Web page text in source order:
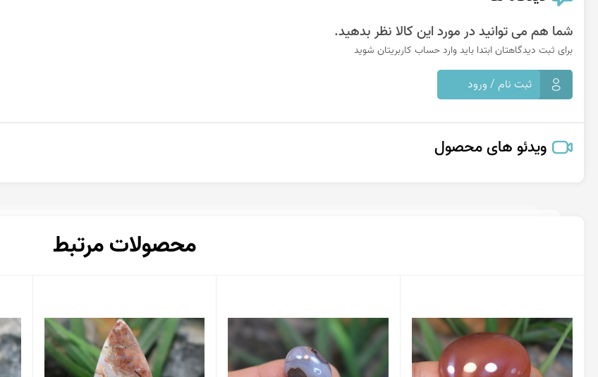
شما هم می توانید در مورد این کالا نظر بدهید.
برای ثبت دیدگاهتان ابتدا باید وارد حساب کاربریتان شوید
ثبت نام / ورود
ویدئو های محصول
محصولات مرتبط